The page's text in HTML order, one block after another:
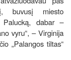
buvusį miesto
Palucką, dabar –
vyru“, – Virginija
„Palangos tiltas“